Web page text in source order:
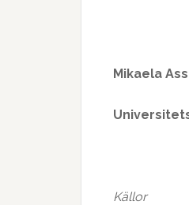
Mikaela
Källor